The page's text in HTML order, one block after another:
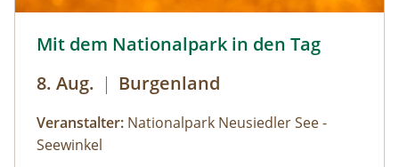
Mit dem Nationalpark in den Tag
8. Aug. | Burgenland
Veranstalter: Nationalpark Neusiedler See -
Seewinkel